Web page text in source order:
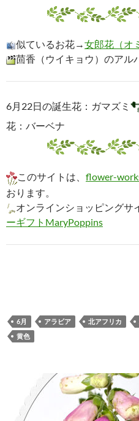
似ているお花→女郎花（オ
茴香（ウイキョウ）のア
6月22日の誕生花：ガマズミ
花：バーベナ
このサイトは、 flower-
おります。
オンラインショッピング
ーギフトMaryPoppins
6月 アラビア 北アフリカ
黄色